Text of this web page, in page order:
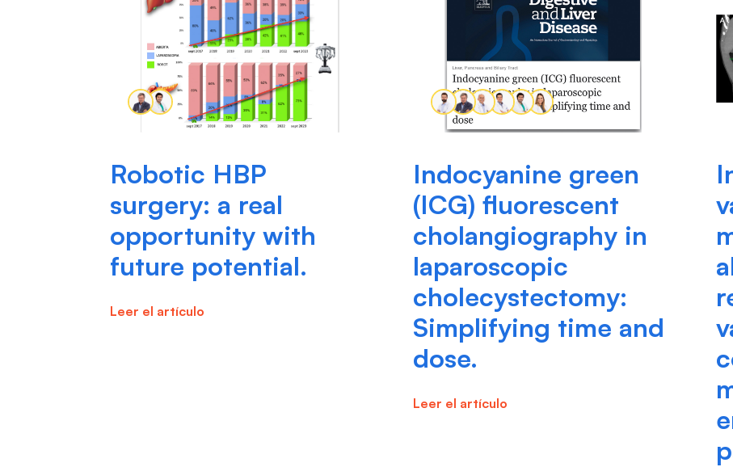
Robotic HBP
surgery: a real
opportunity with
future potential.
Leer el artículo
Indocyanine green
(ICG) fluorescent
cholangiography in
laparoscopic
cholecystectomy:
Simplifying time and
dose.
Leer el artículo